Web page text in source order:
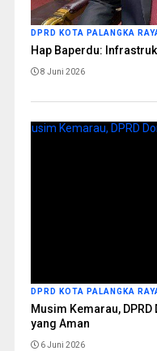
DPRD KOTA PALANGKA
Hap Baperdu:
8 Juni 2026
DPRD KOTA PALANGKA
Musim Kemarau,
yang Aman
6 Juni 2026